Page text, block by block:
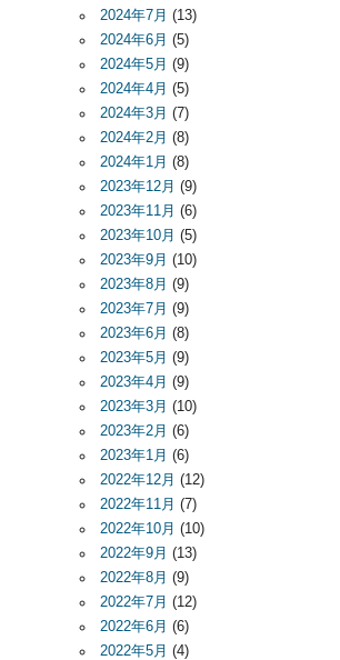
2024年7月 (13)
2024年6月 (5)
2024年5月 (9)
2024年4月 (5)
2024年3月 (7)
2024年2月 (8)
2024年1月 (8)
2023年12月 (9)
2023年11月 (6)
2023年10月 (5)
2023年9月 (10)
2023年8月 (9)
2023年7月 (9)
2023年6月 (8)
2023年5月 (9)
2023年4月 (9)
2023年3月 (10)
2023年2月 (6)
2023年1月 (6)
2022年12月 (12)
2022年11月 (7)
2022年10月 (10)
2022年9月 (13)
2022年8月 (9)
2022年7月 (12)
2022年6月 (6)
2022年5月 (4)